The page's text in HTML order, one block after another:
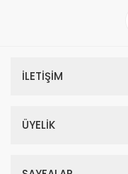
İLETİŞİM
ÜYELİK